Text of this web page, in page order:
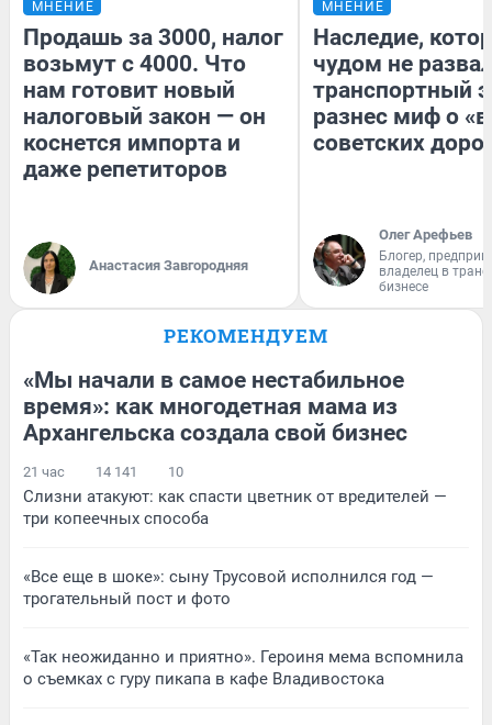
МНЕНИЕ
Продашь за 3000, налог
возьмут с 4000. Что
нам готовит новый
налоговый закон — он
коснется импорта и
даже репетиторов
Анастасия Завгородняя
МНЕНИЕ
Наследие,
чудом не
транспортный
разнес миф о
советских
Олег Арефьев
Блогер,
владелец в
бизнесе
РЕКОМЕНДУЕМ
«Мы начали в самое нестабильное
время»: как многодетная мама из
Архангельска создала свой бизнес
21 час 14 141 10
Слизни атакуют: как спасти цветник от вредителей —
три копеечных способа
«Все еще в шоке»: сыну Трусовой исполнился год —
трогательный пост и фото
«Так неожиданно и приятно». Героиня мема вспомнила
о съемках с гуру пикапа в кафе Владивостока